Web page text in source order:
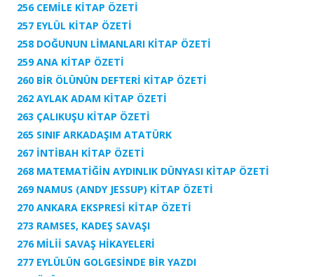
256 CEMİLE KİTAP ÖZETİ
257 EYLÜL KİTAP ÖZETİ
258 DOĞUNUN LİMANLARI KİTAP ÖZETİ
259 ANA KİTAP ÖZETİ
260 BİR ÖLÜNÜN DEFTERİ KİTAP ÖZETİ
262 AYLAK ADAM KİTAP ÖZETİ
263 ÇALIKUŞU KİTAP ÖZETİ
265 SINIF ARKADAŞIM ATATÜRK
267 İNTİBAH KİTAP ÖZETİ
268 MATEMATİĞİN AYDINLIK DÜNYASI KİTAP ÖZETİ
269 NAMUS (ANDY JESSUP) KİTAP ÖZETİ
270 ANKARA EKSPRESİ KİTAP ÖZETİ
273 RAMSES, KADEŞ SAVAŞI
276 MİLİİ SAVAŞ HİKAYELERİ
277 EYLÜLÜN GOLGESİNDE BİR YAZDI